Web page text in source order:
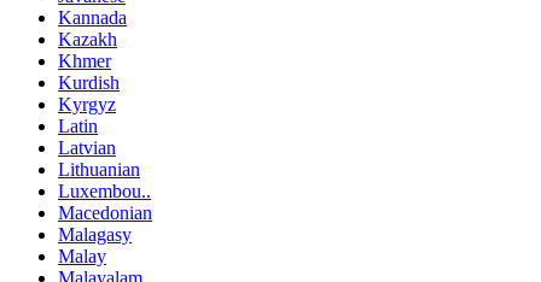
Kannada
Kazakh
Khmer
Kurdish
Kyrgyz
Latin
Latvian
Lithuanian
Luxembou..
Macedonian
Malagasy
Malay